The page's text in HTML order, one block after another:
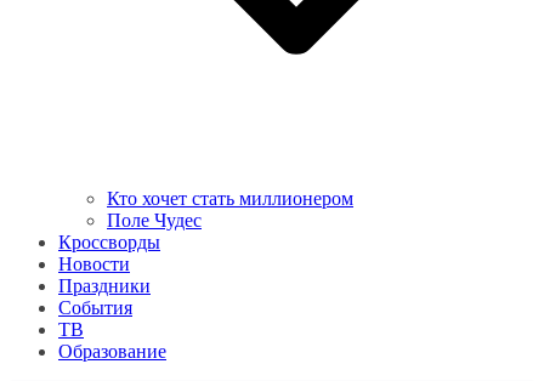
Кто хочет стать миллионером
Поле Чудес
Кроссворды
Новости
Праздники
События
ТВ
Образование